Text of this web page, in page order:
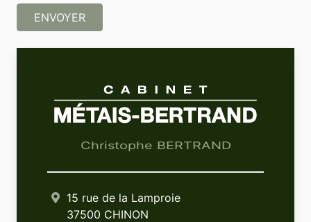
ENVOYER
Christophe BERTRAND
15 rue de la Lamproie
37500 CHINON